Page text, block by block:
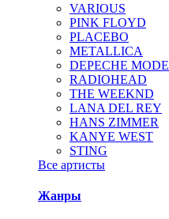
VARIOUS
PINK FLOYD
PLACEBO
METALLICA
DEPECHE MODE
RADIOHEAD
THE WEEKND
LANA DEL REY
HANS ZIMMER
KANYE WEST
STING
Все артисты
Жанры